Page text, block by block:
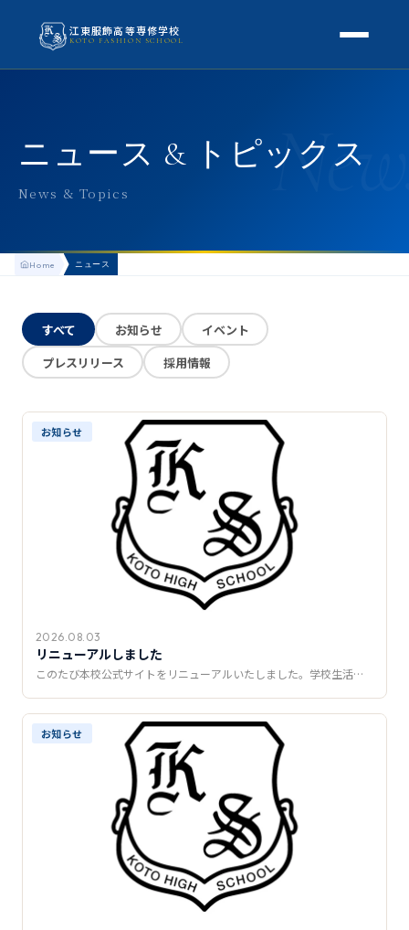
江東服飾高等専修学校
KOTO FASHION SCHOOL
アクセス
よくある質問
スクールライフ
生徒の1日
KOTO COLLECTION
卒業生インタビュー
募集要項
学費・助成金
推薦制度
転入学・編入学
オープンキャンパス
ニュース & トピックス
News & Topics
Home ニュース
すべて お知らせ
イベント
プレスリリース
採用情報
お知らせ
2026.08.03
リニューアルしました
このたび本校公式サイトをリニューアルいたしました。学校生活…
お知らせ